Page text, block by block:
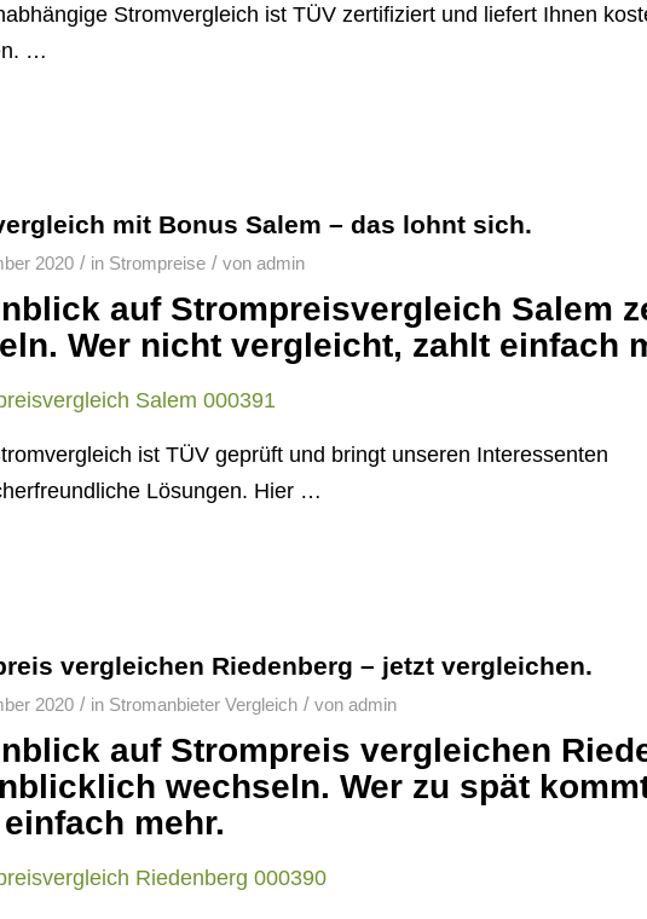
Stromvergleich ist TÜV zertifiziert und liefert Ihnen
…
mit Bonus Salem – das lohnt sich.
2020 / in Strompreise / von admin
auf Strompreisvergleich Salem
Wer nicht vergleicht, zahlt einfach
ist TÜV geprüft und bringt unseren Interessenten
Lösungen. Hier …
vergleichen Riedenberg – jetzt vergleichen.
2020 / in Stromanbieter Vergleich / von admin
auf Strompreis vergleichen
wechseln. Wer zu spät
mehr.